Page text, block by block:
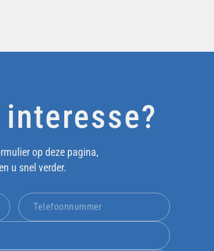
op deze pagina,
u snel verder.